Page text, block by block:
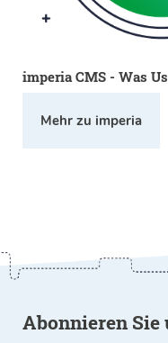
imperia CMS - Was
Mehr zu imperia
Abonnieren